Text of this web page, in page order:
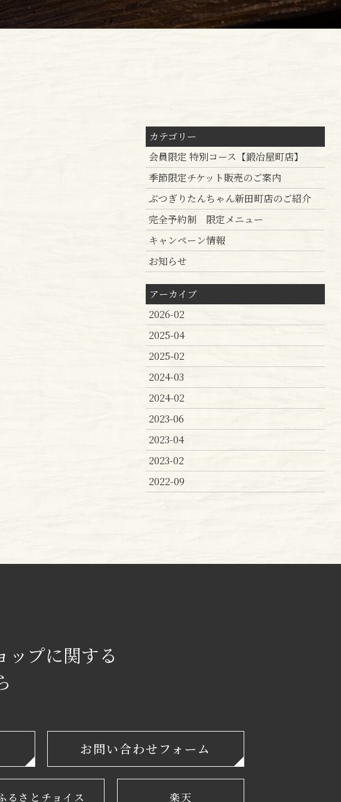
カテゴリー
会員限定 特別コース【鍛冶屋町店】
季節限定チケット販売のご案内
ぶつぎりたんちゃん新田町店のご紹介
完全予約制 限定メニュー
キャンペーン情報
お知らせ
アーカイブ
2026-02
2025-04
2025-02
2024-03
2024-02
2023-06
2023-04
2023-02
2022-09
ップに関する
お問い合わせフォーム
るさと ​​​​​​​チョイス 楽天